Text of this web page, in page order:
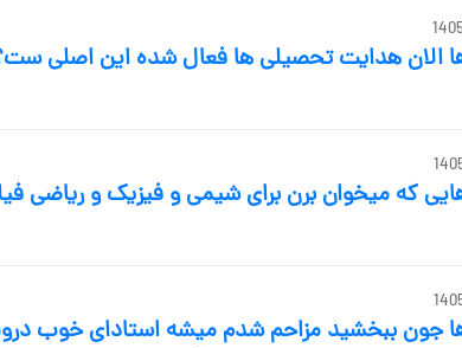
الان هدایت تحصیلی ها فعال شده این اصلی
که میخوان برن برای شیمی و فیزیک و ریاضی
جون ببخشید مزاحم شدم میشه استادای خوب